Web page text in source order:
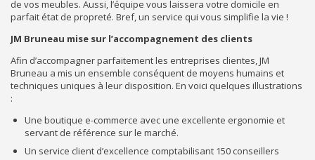
de vos meubles. Aussi, l’équipe vous laissera votre domicile en
parfait état de propreté. Bref, un service qui vous simplifie la vie !
JM Bruneau mise sur l’accompagnement des clients
Afin d’accompagner parfaitement les entreprises clientes, JM
Bruneau a mis un ensemble conséquent de moyens humains et
techniques uniques à leur disposition. En voici quelques illustrations
:
Une boutique e-commerce avec une excellente ergonomie et
servant de référence sur le marché.
Un service client d’excellence comptabilisant 150 conseillers